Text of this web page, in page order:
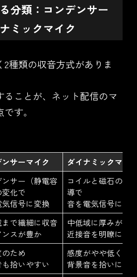
分類：コンデンサー
ミックマイク
種類の収音方式がありま
ることが、ネット配信のマ
す。
ンサーマイク ダイナミックマイ
ンサー（静電容
化で
信号に変換
コイルと磁石の電
導で
音を電気信号に変
で繊細に収音
ンスが豊か
中低域に厚みがあ
近接音を明瞭に収
ため
拾いやすい
感度がやや低く
背景音を拾いにく